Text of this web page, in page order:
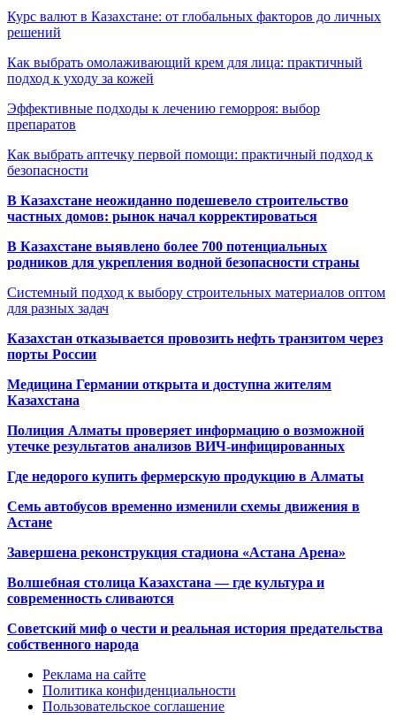
Курс валют в Казахстане: от глобальных факторов до личных
решений
Как выбрать омолаживающий крем для лица: практичный
подход к уходу за кожей
Эффективные подходы к лечению геморроя: выбор
препаратов
Как выбрать аптечку первой помощи: практичный подход к
безопасности
В Казахстане неожиданно подешевело строительство
частных домов: рынок начал корректироваться
В Казахстане выявлено более 700 потенциальных
родников для укрепления водной безопасности страны
Системный подход к выбору строительных материалов оптом
для разных задач
Казахстан отказывается провозить нефть транзитом через
порты России
Медицина Германии открыта и доступна жителям
Казахстана
Полиция Алматы проверяет информацию о возможной
утечке результатов анализов ВИЧ-инфицированных
Где недорого купить фермерскую продукцию в Алматы
Семь автобусов временно изменили схемы движения в
Астане
Завершена реконструкция стадиона «Астана Арена»
Волшебная столица Казахстана — где культура и
современность сливаются
Советский миф о чести и реальная история предательства
собственного народа
Реклама на сайте
Политика конфиденциальности
Пользовательское соглашение